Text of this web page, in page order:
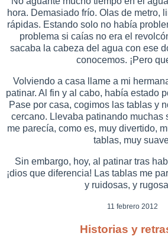
hora. Demasiado frío. Olas de metro,
rápidas. Estando solo no había
problema si caías no era el
sacaba la cabeza del agua con ese
conocemos. ¡Pero
Volviendo a casa llame a mi
patinar. Al fin y al cabo, había estado
Pase por casa, cogimos las tablas y
cercano. Llevaba patinando muchas
me parecía, como es, muy divertido,
tablas, muy
Sin embargo, hoy, al patinar tras
¡dios que diferencia! Las tablas me
y ruidosas, y
11 febrero 2012
Historias y